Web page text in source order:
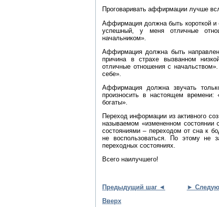
Проговаривать аффирмации лучше
Аффирмация должна быть короткой и
успешный, у меня отличные
начальником».
Аффирмация должна быть
причина в страхе вызванном
отличные отношения с
себе».
Аффирмация должна звучать
произносить в настоящем
богаты».
Переход информации из активного
называемом «измененном состоянии
состояниями – переходом от сна к
не воспользоваться. По этому не
переходных состояниях.
Всего наилучшего!
Предыдущий шаг ◄
►
Вверх